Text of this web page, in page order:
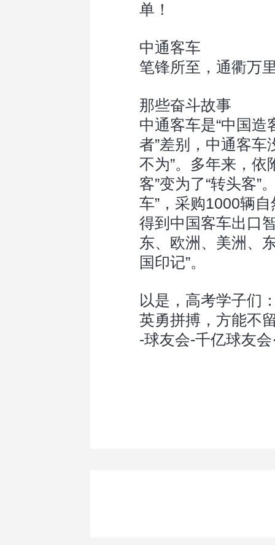
单！
中通客车
笔锋所至，通衢万
那些奋斗故事
中通客车是“中国造
者”差别，中通客车
不为”。多年来，依
客”变为了“转头客”
车”，采购1000辆
得到中国客车出口
东、欧洲、美洲、
国印记”。
以是，高考学子们
英勇拼搏，方能不
-球友会-千亿球友会